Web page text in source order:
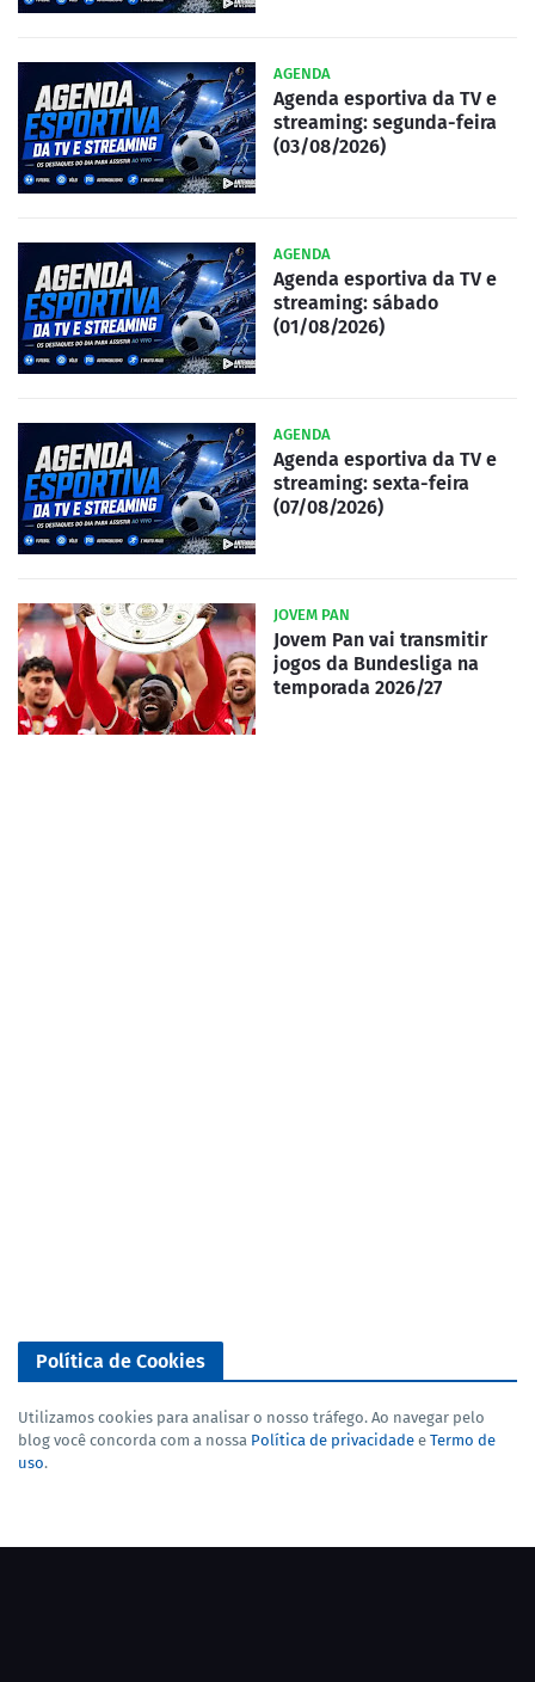
AGENDA
Agenda esportiva da TV e
streaming: segunda-feira
(03/08/2026)
AGENDA
Agenda esportiva da TV e
streaming: sábado
(01/08/2026)
AGENDA
Agenda esportiva da TV e
streaming: sexta-feira
(07/08/2026)
JOVEM PAN
Jovem Pan vai transmitir
jogos da Bundesliga na
temporada 2026/27
Política de Cookies
Utilizamos cookies para analisar o nosso tráfego. Ao navegar pelo
blog você concorda com a nossa Política de privacidade e Termo de
uso.